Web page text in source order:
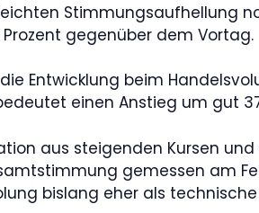
Stimmungsaufhellung
Prozent gegenüber dem Vortag.
Entwicklung beim
einen Anstieg um gut
aus steigenden Kursen
gemessen am
bislang eher als